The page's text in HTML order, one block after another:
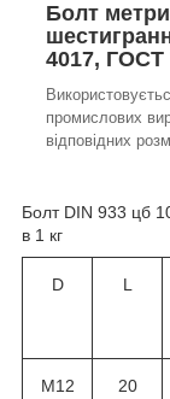
Болт
4017, ГОСТ
промислових
відповідних
Болт DIN 933 цб
в 1 кг
D L
M12 20